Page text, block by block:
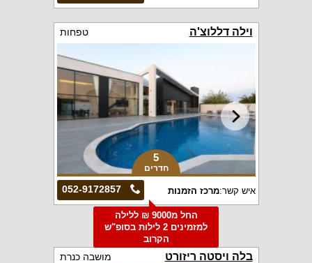
וילה דללוצ'ה טפחות
5
חדרים
052-9172857 איש קשר:מרכז הזמנות
החל מ9000 ₪ ללילה
למזמינים 2 לילות בסופ"ש
הקרוב
בלה ויסטה ריזורט מושבה כנרת